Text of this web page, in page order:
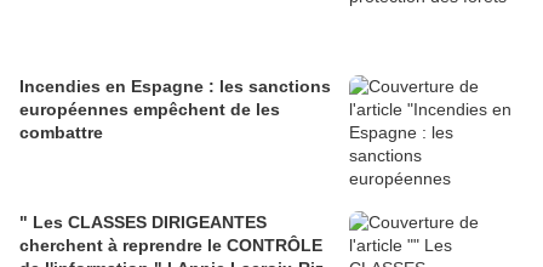
Incendies en Espagne : les sanctions
européennes empêchent de les
combattre
" Les CLASSES DIRIGEANTES
cherchent à reprendre le CONTRÔLE